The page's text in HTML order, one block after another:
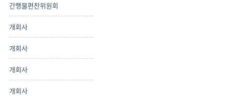
간행물편찬위원회
개회사
개회사
개회사
개회사